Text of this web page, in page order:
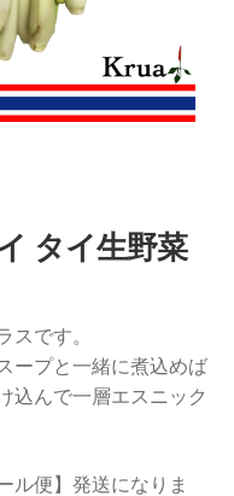
タイ生野菜
スです。
ープと一緒に煮込めば
込んで一層エスニック
ル便】発送になりま